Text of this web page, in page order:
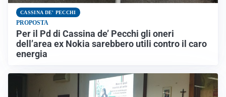
CASSINA DE' PECCHI
PROPOSTA
Per il Pd di Cassina de’ Pecchi gli oneri
dell’area ex Nokia sarebbero utili contro il caro
energia